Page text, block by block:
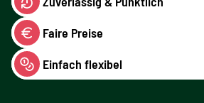
Faire Preise
Einfach flexibel